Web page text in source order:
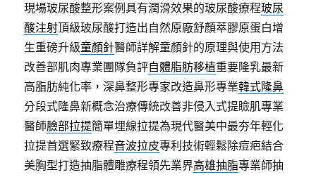
現場玻尿酸整形案例具有潤滑效果的玻尿酸療程玻尿
酸注射頂級玻尿酸打造出自然原廠舒顏萃膠原蛋白增
生重磅升級童顏針醫師詳解童顏針的原理與使用方法
改善部肌肉專業團隊負評自體脂肪移植重要隆乳最新
高脂肪純化率，深鼻整形專家改造鼻形專業韓式隆鼻
分段式隆鼻新概念治療傳統改善非侵入式提瞼肌專業
醫師臉部拉提簡單埋線拉提為現代醫美中最夯年輕化
拉提首選緊致療程音波拉皮專利技術輕鬆除痘疤結合
美胸型打造抽脂體雕療程領先業界高雄抽脂專業師抽